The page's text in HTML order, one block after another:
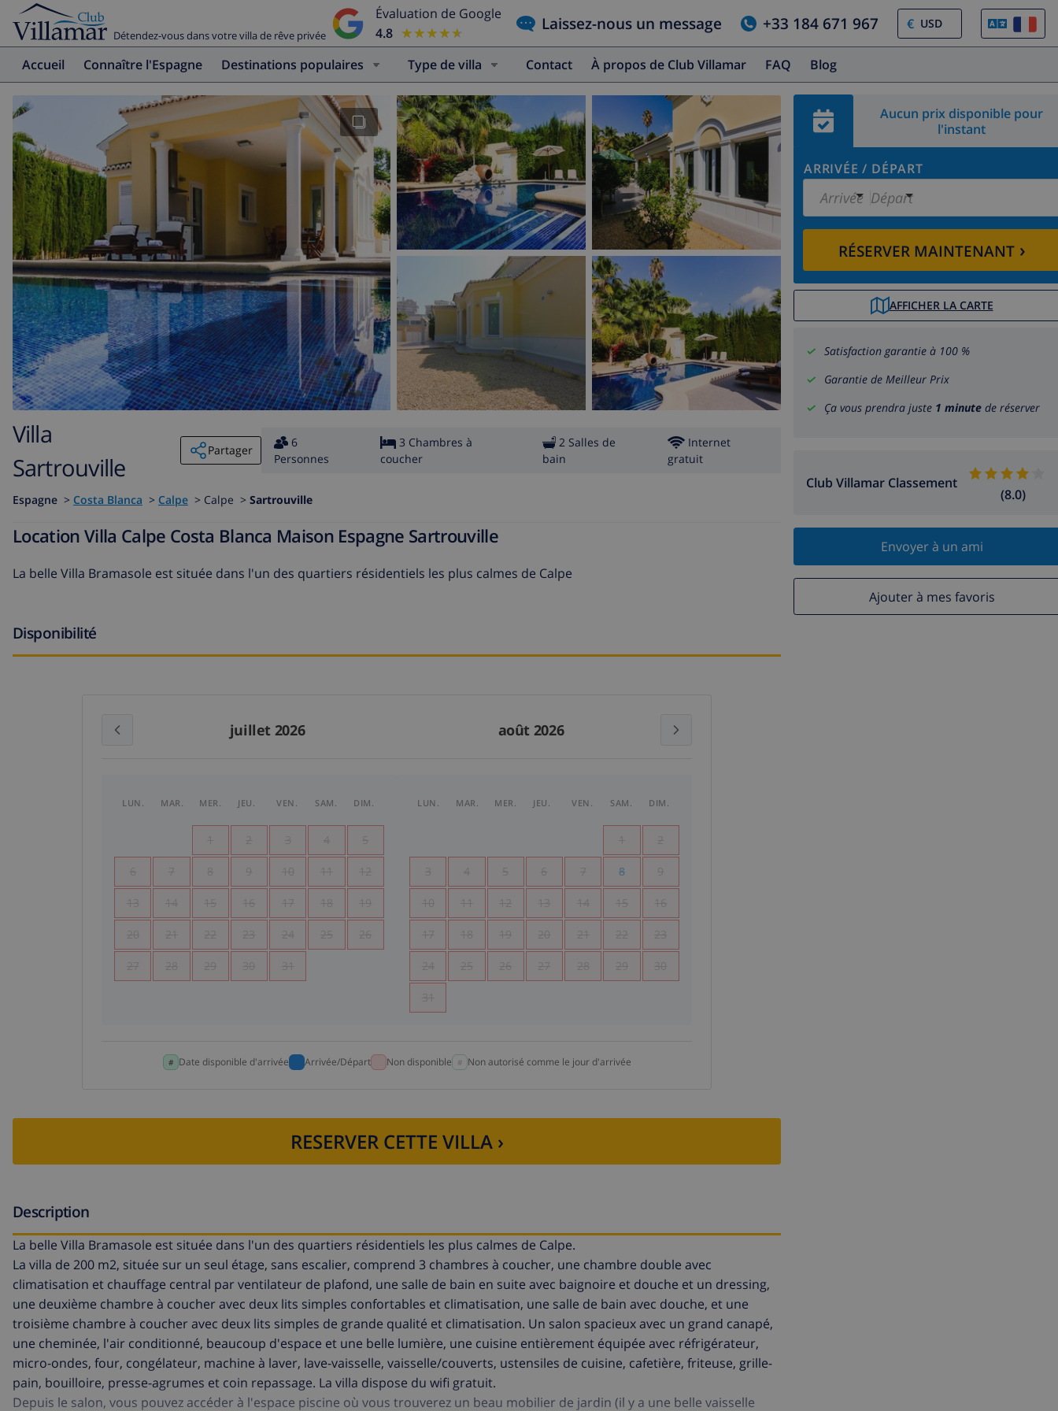
Détendez-vous dans votre villa de rêve privée
Évaluation de Google
4.8 ★★★★★
★★★★★ Laissez-nous un message +33 184 671 967 €
Accueil Connaître l'Espagne Destinations populaires Type de villa Contact À propos de Club Villamar FAQ Blog
Aucun prix disponible pour
l'instant
ARRIVÉE / DÉPART
Arrivée Départ
RÉSERVER MAINTENANT›
AFFICHER LA CARTE
Satisfaction garantie à 100 %
Garantie de Meilleur Prix
Ça vous prendra juste 1 minute de réserver
Club Villamar Classement
(8.0)
Envoyer à un ami
Ajouter à mes favoris
Villa
Sartrouville
Partager
6
Personnes
3 Chambres à
coucher
2 Salles de
bain
Internet
gratuit
Espagne > Costa Blanca > Calpe > Calpe > Sartrouville
Location Villa Calpe Costa Blanca Maison Espagne Sartrouville
La belle Villa Bramasole est située dans l'un des quartiers résidentiels les plus calmes de Calpe
Disponibilité
juillet 2026 août 2026
LUN. MAR. MER. JEU. VEN. SAM. DIM.
1 2 3 4 5
6 7 8 9 10 11 12
13 14 15 16 17 18 19
20 21 22 23 24 25 26
27 28 29 30 31
LUN. MAR. MER. JEU. VEN. SAM. DIM.
1 2
3 4 5 6 7 8 9
10 11 12 13 14 15 16
17 18 19 20 21 22 23
24 25 26 27 28 29 30
31
Date disponible d'arrivée Arrivée/Départ Non disponible Non autorisé comme le jour d'arrivée
RESERVER CETTE VILLA ›
Description
La belle Villa Bramasole est située dans l'un des quartiers résidentiels les plus calmes de Calpe.
La villa de 200 m2, située sur un seul étage, sans escalier, comprend 3 chambres à coucher, une chambre double avec
climatisation et chauffage central par ventilateur de plafond, une salle de bain en suite avec baignoire et douche et un dressing,
une deuxième chambre à coucher avec deux lits simples confortables et climatisation, une salle de bain avec douche, et une
troisième chambre à coucher avec deux lits simples de grande qualité et climatisation. Un salon spacieux avec un grand canapé,
une cheminée, l'air conditionné, beaucoup d'espace et une belle lumière, une cuisine entièrement équipée avec réfrigérateur,
micro-ondes, four, congélateur, machine à laver, lave-vaisselle, vaisselle/couverts, ustensiles de cuisine, cafetière, friteuse, grille-
pain, bouilloire, presse-agrumes et coin repassage. La villa dispose du wifi gratuit.
Depuis le salon, vous pouvez accéder à l'espace piscine où vous trouverez un beau mobilier de jardin (il y a une belle vaisselle